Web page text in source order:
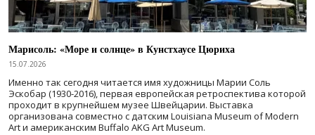
Марисоль: «Море и солнце» в Кунстхаусе Цюриха
15.07.2026
Именно так сегодня читается имя художницы Марии Соль
Эскобар (1930-2016), первая европейская ретроспектива которой
проходит в крупнейшем музее Швейцарии. Выставка
организована совместно с датским Louisiana Museum of Modern
Art и американским Buffalo AKG Art Museum.